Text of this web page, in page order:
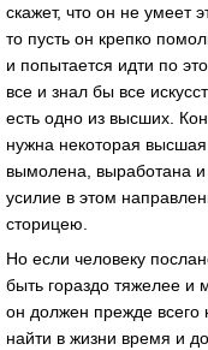
скажет, что он не умеет
то пусть он крепко
и попытается идти по
все и знал бы все
есть одно из высших.
нужна некоторая
вымолена, выработана
усилие в этом
сторицею.
Но если человеку
быть гораздо тяжелее и
он должен прежде всего
найти в жизни время и